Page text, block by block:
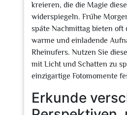
kreieren, die die Magie
widerspiegeln. Frühe
späte Nachmittag bieten oft
warme und einladende
Rheinufers. Nutzen Sie
mit Licht und Schatten zu
einzigartige Fotomomente
Erkunde